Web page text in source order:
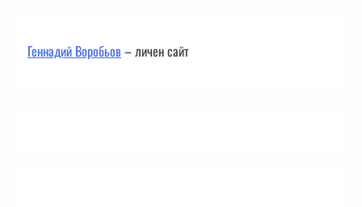
Геннадий Воробьов– личен сайт